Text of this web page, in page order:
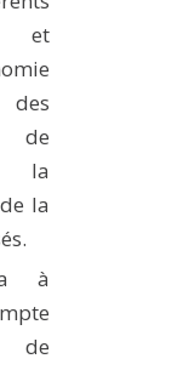
et
des
de
la
la
à
de